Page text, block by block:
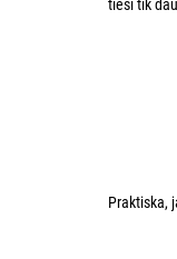
tieši tik
Praktiska,